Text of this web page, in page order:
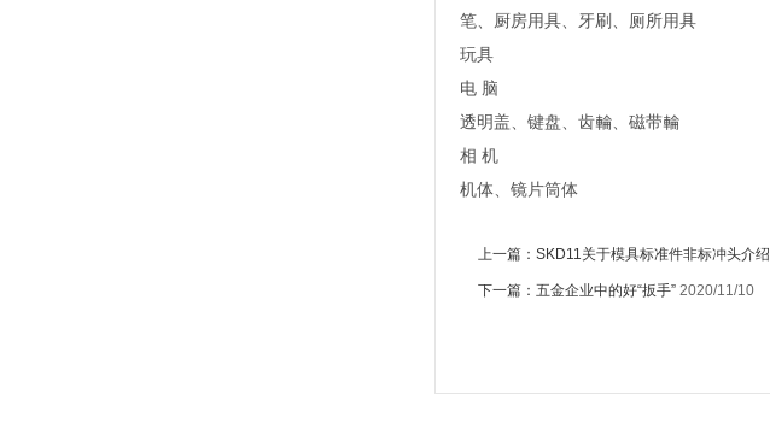
笔、厨房用具、牙刷、厕所用具
玩具
电 脑
透明盖、键盘、齿輪、磁带輪
相 机
机体、镜片筒体
上一篇： SKD11关于模具标准件非标冲头介绍
下一篇： 五金企业中的好“扳手” 2020/11/10